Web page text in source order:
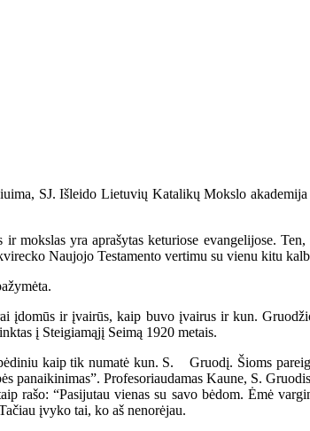
SJ. Išleido Lietuvių Katalikų Mokslo
mokslas yra aprašytas keturiose evangelijose.
Naujojo Testamento vertimu su vienu kitu
ir įvairūs, kaip buvo įvairus ir kun.
į Steigiamąjį Seimą 1920 metais.
kaip tik numatė kun. S. Gruodį. Šioms
Profesoriaudamas Kaune, S.
“Pasijutau vienas su savo bėdom. Ėmė
įvyko tai, ko aš nenorėjau.